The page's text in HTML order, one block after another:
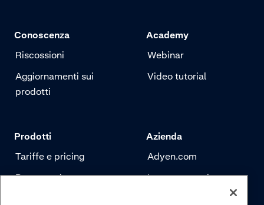
Conoscenza
Riscossioni
Aggiornamenti sui
prodotti
Academy
Webinar
Video tutorial
Prodotti
Tariffe e pricing
Pagamenti
Azienda
Adyen.com
La nostra storia